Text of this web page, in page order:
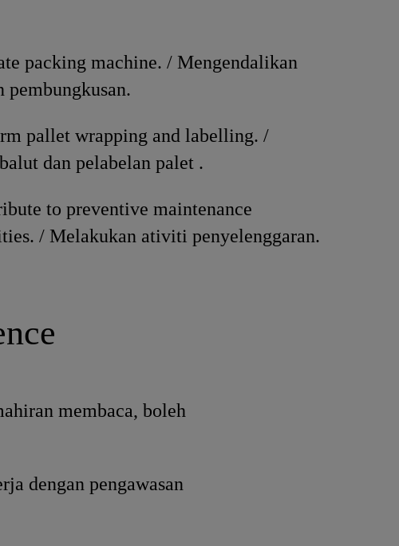
packing machine. / Mengendalikan
pembungkusan.
pallet wrapping and labelling. /
dan pelabelan palet .
to preventive maintenance
/ Melakukan ativiti penyelenggaran.
membaca, boleh
dengan pengawasan